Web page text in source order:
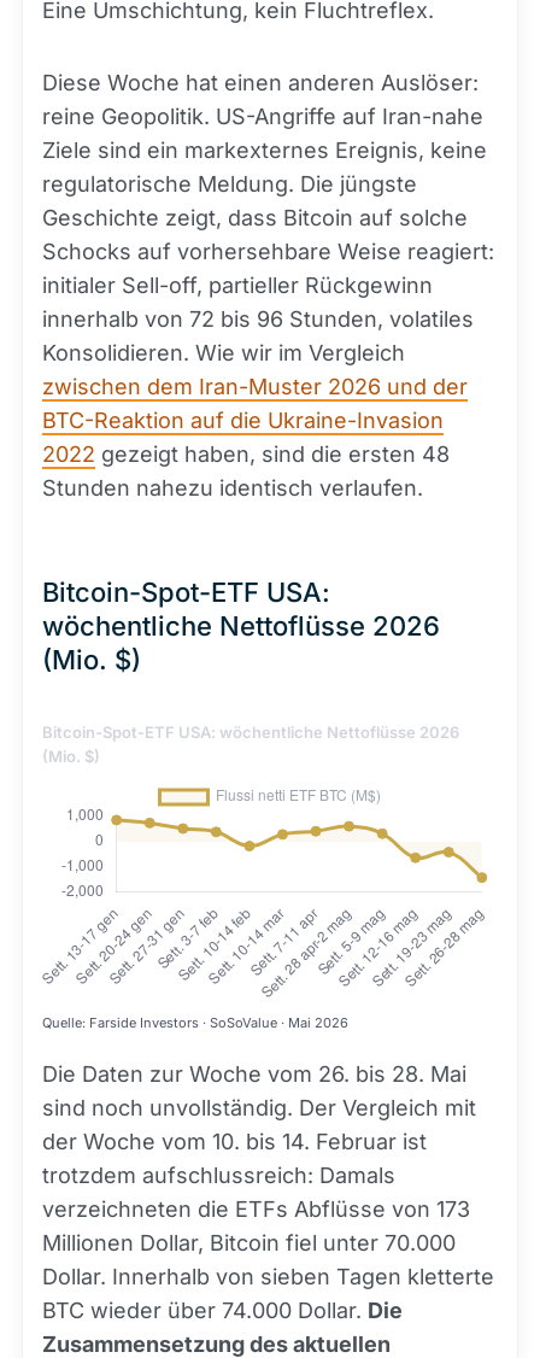
Eine Umschichtung, kein Fluchtreflex.
Diese Woche hat einen anderen Auslöser:
reine Geopolitik. US-Angriffe auf Iran-nahe
Ziele sind ein markexternes Ereignis, keine
regulatorische Meldung. Die jüngste
Geschichte zeigt, dass Bitcoin auf solche
Schocks auf vorhersehbare Weise reagiert:
initialer Sell-off, partieller Rückgewinn
innerhalb von 72 bis 96 Stunden, volatiles
Konsolidieren. Wie wir im Vergleich
zwischen dem Iran-Muster 2026 und der
BTC-Reaktion auf die Ukraine-Invasion
2022 gezeigt haben, sind die ersten 48
Stunden nahezu identisch verlaufen.
Bitcoin-Spot-ETF USA:
wöchentliche Nettoflüsse 2026
(Mio. $)
Bitcoin-Spot-ETF USA: wöchentliche Nettoflüsse 2026
(Mio. $)
Quelle: Farside Investors · SoSoValue · Mai 2026
Die Daten zur Woche vom 26. bis 28. Mai
sind noch unvollständig. Der Vergleich mit
der Woche vom 10. bis 14. Februar ist
trotzdem aufschlussreich: Damals
verzeichneten die ETFs Abflüsse von 173
Millionen Dollar, Bitcoin fiel unter 70.000
Dollar. Innerhalb von sieben Tagen kletterte
BTC wieder über 74.000 Dollar. Die
Zusammensetzung des aktuellen